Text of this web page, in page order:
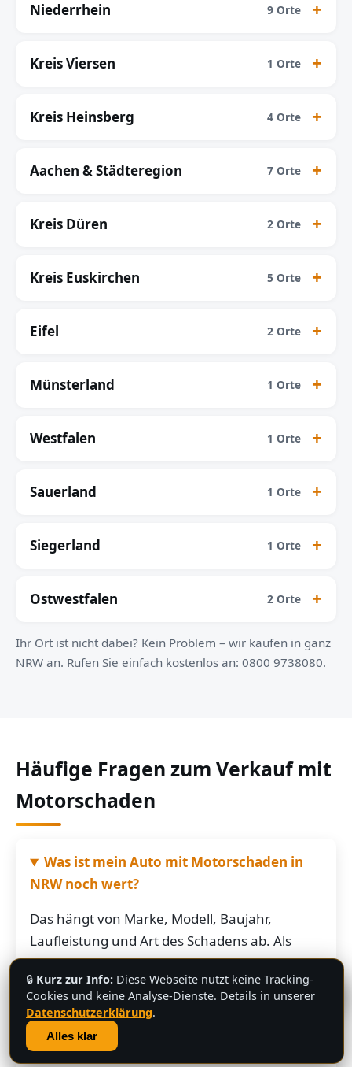
Niederrhein 9 Orte
Kreis Viersen 1 Orte
Kreis Heinsberg 4 Orte
Aachen & Städteregion 7 Orte
Kreis Düren 2 Orte
Kreis Euskirchen 5 Orte
Eifel 2 Orte
Münsterland 1 Orte
Westfalen 1 Orte
Sauerland 1 Orte
Siegerland 1 Orte
Ostwestfalen 2 Orte
Ihr Ort ist nicht dabei? Kein Problem – wir kaufen in ganz
NRW an. Rufen Sie einfach kostenlos an: 0800 9738080.
Häufige Fragen zum Verkauf mit
Motorschaden
Was ist mein Auto mit Motorschaden in
NRW noch wert?
Das hängt von Marke, Modell, Baujahr,
Laufleistung und Art des Schadens ab. Als
grobe Richtung: Fahrzeuge mit Motorschaden
bringen je nach Restwert der Karosserie und
der Teile oft noch mehrere hundert bis
mehrere tausend Euro. Schicken Sie uns die
Fahrzeugdaten – Sie bekommen von uns eine
💬
🔒 Kurz zur Info: Diese Webseite nutzt keine Tracking-
Cookies und keine Analyse-Dienste. Details in unserer
Datenschutzerklärung.
Alles klar